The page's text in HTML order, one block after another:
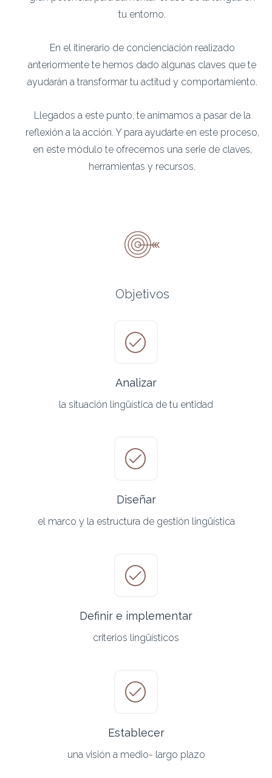
tu entorno.
En el itinerario de concienciación realizado
anteriormente te hemos dado algunas claves que te
ayudarán a transformar tu actitud y comportamiento.
Llegados a este punto, te animamos a pasar de la
reflexión a la acción. Y para ayudarte en este proceso,
en este módulo te ofrecemos una serie de claves,
herramientas y recursos.
Objetivos
Analizar
la situación lingüística de tu entidad
Diseñar
el marco y la estructura de gestión lingüística
Definir e implementar
criterios lingüísticos
Establecer
una visión a medio- largo plazo